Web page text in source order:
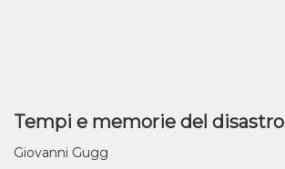
Tempi e memorie del disastro
Giovanni Gugg